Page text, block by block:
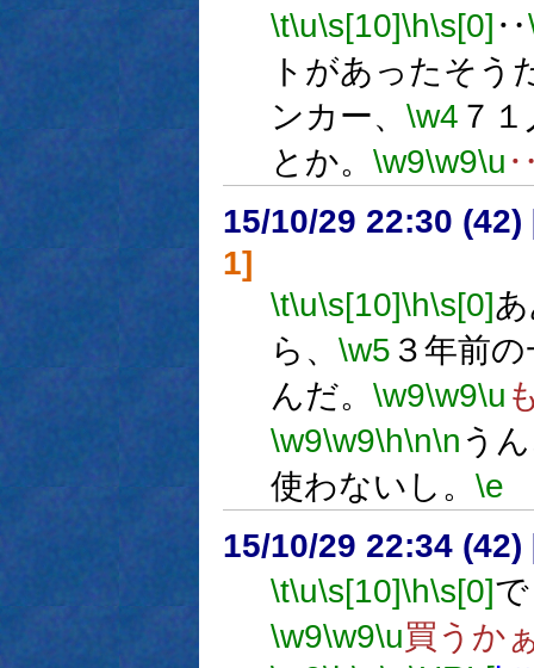
\t\u\s[10]\h\s[0] ‥
トがあったそう
ンカー、 \w4 ７
とか。 \w9\w9\u
15/10/29 22:30 (42)
1]
\t\u\s[10]\h\s[0]
ら、 \w5 ３年前
んだ。 \w9\w9\u
\w9\w9\h\n\n う
使わないし。 \e
15/10/29 22:34 (42)
\t\u\s[10]\h\s[0]
\w9\w9\u買うか